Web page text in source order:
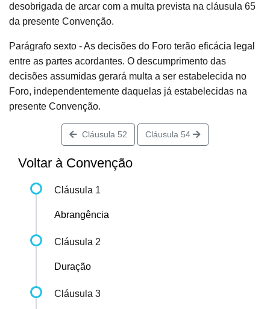
desobrigada de arcar com a multa prevista na cláusula 65
da presente Convenção.
Parágrafo sexto - As decisões do Foro terão eficácia legal
entre as partes acordantes. O descumprimento das
decisões assumidas gerará multa a ser estabelecida no
Foro, independentemente daquelas já estabelecidas na
presente Convenção.
Cláusula 52 Cláusula 54
Voltar à Convenção
Cláusula 1
Abrangência
Cláusula 2
Duração
Cláusula 3